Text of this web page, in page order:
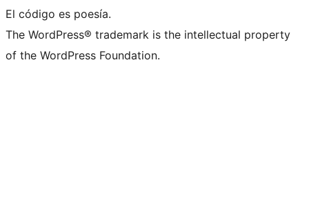
El código es poesía.
The WordPress® trademark is the intellectual property
of the WordPress Foundation.